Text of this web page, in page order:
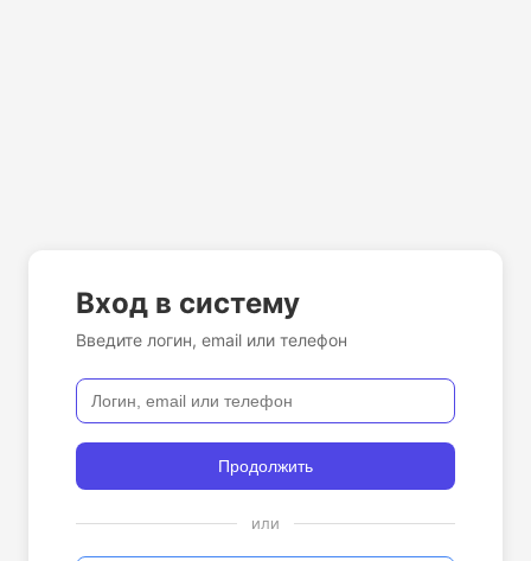
Вход в систему
Введите логин, email или телефон
Продолжить
или